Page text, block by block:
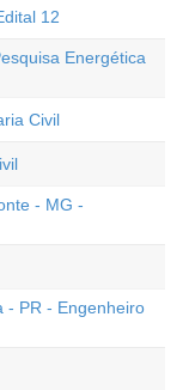
12
Energética
Civil
- MG -
- PR - Engenheiro